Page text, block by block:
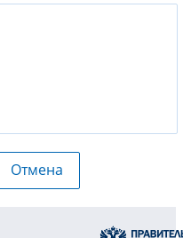
Отмена